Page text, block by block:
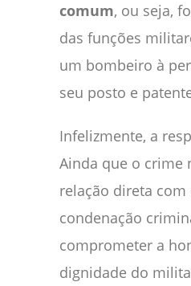
comum, ou seja,
das funções
um bombeiro à
seu posto e
Infelizmente, a
Ainda que o crime
relação direta com
condenação
comprometer a
dignidade do